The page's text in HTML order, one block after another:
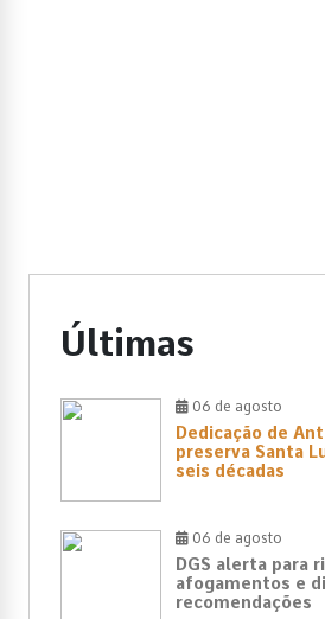
Últimas
06 de agosto
Dedicação de
preserva Santa
seis décadas
06 de agosto
DGS alerta para
afogamentos e
recomendações